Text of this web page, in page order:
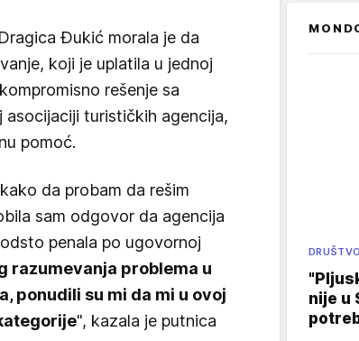
Đukić morala je da
koji je uplatila u jednoj
rešenje sa
turističkih agencija,
pomoć.
da probam da rešim
sam odgovor da agencija
penala po ugovornoj
razumevanja problema u
ponudili su mi da mi u ovoj
", kazala je putnica
DRUŠTVO
nije u